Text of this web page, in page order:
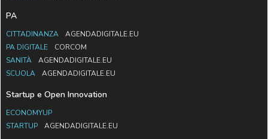
PA
CITTADINANZA
AGENDADIGITALE.EU
PA DIGITALE
CORCOM
SANITÀ
AGENDADIGITALE.EU
SCUOLA
AGENDADIGITALE.EU
Startup e Open Innovation
ECONOMYUP
STARTUP
AGENDADIGITALE.EU